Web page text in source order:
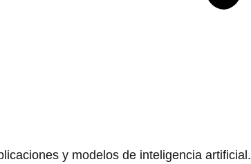
y modelos de inteligencia artificial.